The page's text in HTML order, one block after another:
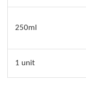
250ml
1 unit